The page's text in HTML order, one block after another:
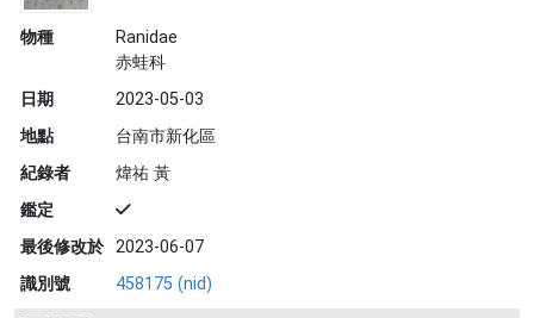
物種
Ranidae
赤蛙科
日期
2023-05-03
地點
台南市新化區
紀錄者
煒祐 黃
鑑定
最後修改於 2023-06-07
識別號
458175 (nid)